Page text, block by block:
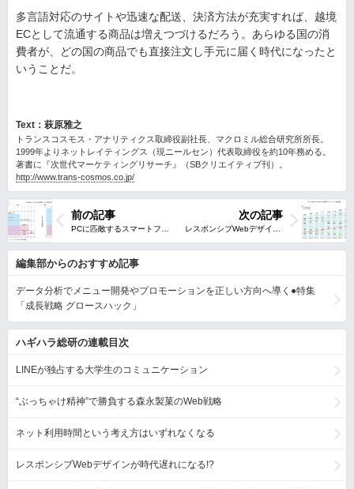
多言語対応のサイトや迅速な配送、決済方法が充実すれば、越境
ECとして流通する商品は増えつづけるだろう。あらゆる国の消
費者が、どの国の商品でも直接注文し手元に届く時代になったと
いうことだ。
Text：萩原雅之
トランスコスモス・アナリティクス取締役副社長、マクロミル総合研究所所長。
1999年よりネットレイティングス（現ニールセン）代表取締役を約10年務める。
著書に『次世代マーケティングリサーチ』（SBクリエイティブ刊）。
http://www.trans-cosmos.co.jp/
次の記事
前の記事
編集部からのおすすめ記事
データ分析でメニュー開発やプロモーションを正しい方向へ導く●特集
「成長戦略 グロースハック」
ハギハラ総研の連載目次
LINEが独占する大学生のコミュニケーション
“ぶっちゃけ精神”で勝負する森永製菓のWeb戦略
ネット利用時間という考え方はいずれなくなる
レスポンシブWebデザインが時代遅れになる!?